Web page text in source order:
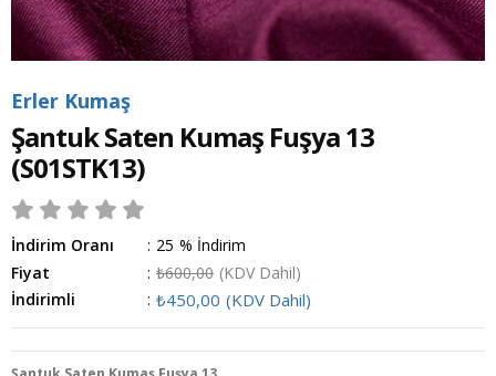
Erler Kumaş
Şantuk Saten Kumaş Fuşya 13
(S01STK13)
İndirim Oranı : %
25
İndirim
Fiyat
: ₺600,00 (KDV Dahil)
İndirimli
: ₺450,00 (KDV Dahil)